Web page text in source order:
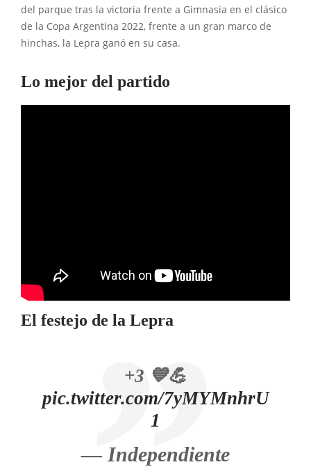
del parque tras la victoria frente a Gimnasia en el clásico
de la Copa Argentina 2022, frente a un gran marco de
hinchas, la Lepra ganó en su casa.
Lo mejor del partido
El festejo de la Lepra
+3 💙💪
pic.twitter.com/7yMYMnhrU
1
— Independiente